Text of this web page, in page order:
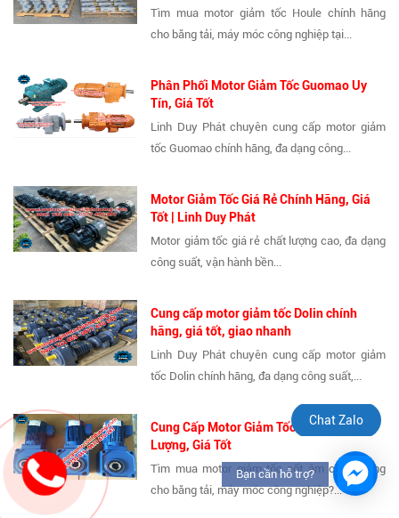
Tìm mua motor giảm tốc Houle chính hãng
cho băng tải, máy móc công nghiệp tại...
Phân Phối Motor Giảm Tốc Guomao Uy
Tín, Giá Tốt
Linh Duy Phát chuyên cung cấp motor giảm
tốc Guomao chính hãng, đa dạng công...
Motor Giảm Tốc Giá Rẻ Chính Hãng, Giá
Tốt | Linh Duy Phát
Motor giảm tốc giá rẻ chất lượng cao, đa dạng
công suất, vận hành bền...
Cung cấp motor giảm tốc Dolin chính
hãng, giá tốt, giao nhanh
Linh Duy Phát chuyên cung cấp motor giảm
tốc Dolin chính hãng, đa dạng công suất,...
Cung Cấp Motor Giảm Tốc Cốt Âm Chất
Lượng, Giá Tốt
Tìm mua motor giảm tốc cốt âm chính hãng
cho băng tải, máy móc công nghiệp?...
Chat Zalo
Bạn cần hỗ trợ?